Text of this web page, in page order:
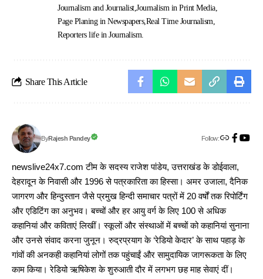
Journalism and Journalist Journalism in Print Media
Page Planing in Newspapers Real Time Journalism
Reporters life in Journalism.
Share This Article
ByRajesh Pandey Follow:
newslive24x7.com टीम के सदस्य राजेश पांडेय, उत्तराखंड के डोईवाला,
देहरादून के निवासी और 1996 से पत्रकारिता का हिस्सा। अमर उजाला, दैनिक
जागरण और हिन्दुस्तान जैसे प्रमुख हिन्दी समाचार पत्रों में 20 वर्षों तक रिपोर्टिंग
और एडिटिंग का अनुभव। बच्चों और हर आयु वर्ग के लिए 100 से अधिक
कहानियां और कविताएं लिखीं। स्कूलों और संस्थाओं में बच्चों को कहानियां सुनाना
और उनसे संवाद करना जुनून। रुद्रप्रयाग के ‘रेडियो केदार’ के साथ पहाड़ के
गांवों की अनकही कहानियां लोगों तक पहुंचाईं और सामुदायिक जागरूकता के लिए
काम किया। रेडियो ऋषिकेश के शुरुआती दौर में लगभग छह माह सेवाएं दीं।